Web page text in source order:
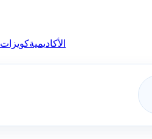
الأكاديميةكويزات